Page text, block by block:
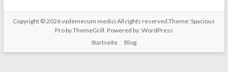
Copyright © 2026vademecum mediciAll rights reserved.Theme:Spacious
Proby ThemeGrill. Powered by: WordPress
Startseite
Blog